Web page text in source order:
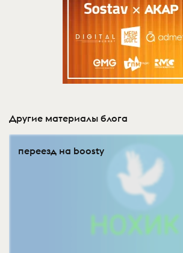
Другие материалы блога
переезд на boosty